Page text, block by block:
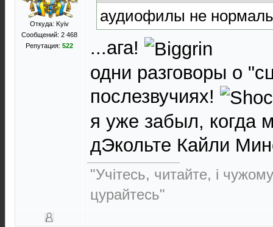
Откуда: Kyiv
Сообщений: 2 468
Репутация: 522
аудиофилы не
...ага!
одни разговоры о
послезвучиях!
я уже забыл, когда
дЭкольте Кайли
"Учітесь, читайте, і
цурайтесь"